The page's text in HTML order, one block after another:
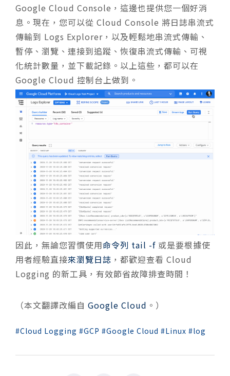
Google Cloud Console，這邊也提供您一個好消
息。 現在，您可以從 Cloud Console 將日誌串流式
傳輸到 Logs Explorer，以及輕鬆地串流式傳輸、
暫停、瀏覽、連接到追蹤、恢復串流式傳輸、可視
化統計數量，並下載記錄。以上這些，都可以在
Google Cloud 控制台上做到。
因此，無論您習慣使用命令列 tail -f 或是要根據使
用者經驗直接來瀏覽日誌 ，都歡迎查看 Cloud
Logging 的新工具，有效節省故障排查時間！
（本文翻譯改編自 Google Cloud 。）
Cloud Logging GCP Google Cloud Linux log